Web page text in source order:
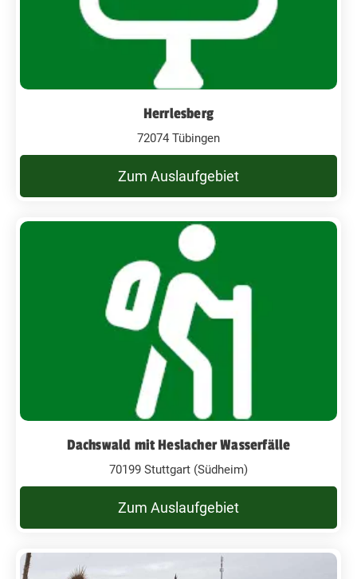
Herrlesberg
72074 Tübingen
Zum Auslaufgebiet
Dachswald mit Heslacher Wasserfälle
70199 Stuttgart (Südheim)
Zum Auslaufgebiet